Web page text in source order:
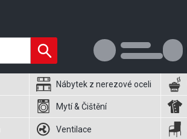
Nábytek z nerezové oceli
Mytí & Čištění
Ventilace